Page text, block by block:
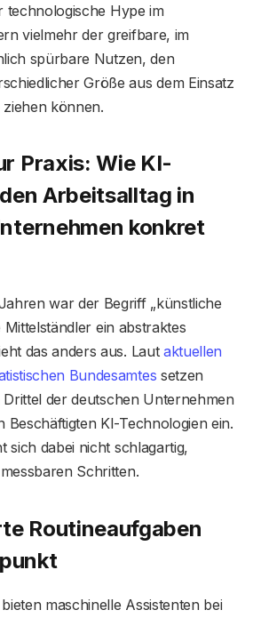
technologische Hype im
vielmehr der greifbare, im
spürbare Nutzen, den
Größe aus dem Einsatz
können.
Praxis: Wie KI-
Arbeitsalltag in
konkret
war der Begriff „künstliche
ein abstraktes
das anders aus. Laut aktuellen
Bundesamtes setzen
der deutschen Unternehmen
Beschäftigten KI-Technologien ein.
sich dabei nicht schlagartig,
Schritten.
Routineaufgaben
maschinelle Assistenten bei